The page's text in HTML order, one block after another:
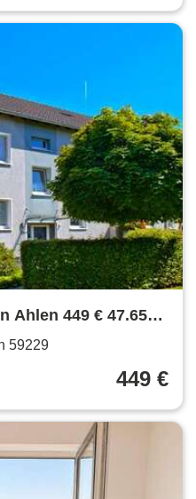
Ahlen 449 € 47.65
59229
449 €